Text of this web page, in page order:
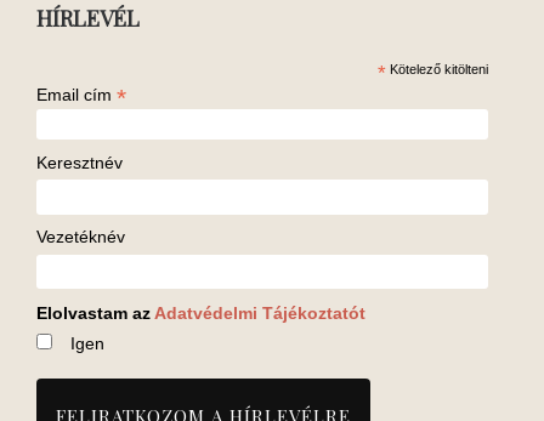
HÍRLEVÉL
* Kötelező kitölteni
Email cím *
Keresztnév
Vezetéknév
Elolvastam az Adatvédelmi Tájékoztatót
Igen